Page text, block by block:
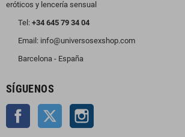
eróticos y lencería sensual
Tel: +34 645 79 34 04
Email: info@universosexshop.com
Barcelona - España
SÍGUENOS
Facebook Twitter